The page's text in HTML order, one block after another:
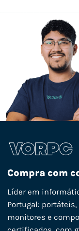
Compra com
Líder em
Portugal:
monitores e